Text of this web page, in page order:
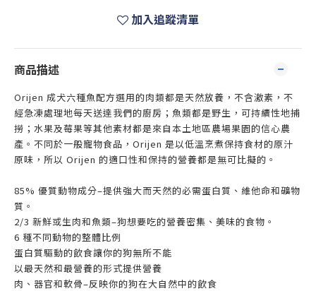
加入追蹤清單
商品描述
Orijen 成犬六種魚配方選用的肉類都是天然放養，不含激素，不
經急凍處理地每天送達我們的廚房；魚類都是野生，可持續性地捕
撈；水果及莓果等其他素材都是來自本土地區農場果園的信心農
產。不同於一般寵物食品，Orijen 是以低溫烹煮保持食材的原汁
原味，所以 Orijen 的適口性和保持的營養都是無可比擬的。
85% 優質動物成分–提供強大而天然的必需蛋白質、維他命和礦物
質。
2/3 新鮮或生肉和魚類–狗想要吃的營養密集、美味的食物。
6 種不同動物的整體比例
蛋白質驅動的飲食讓你的狗無所不能
以最天然和最營養的形式提供營養
肉、器官和軟骨–反映你的狗在大自然中的飲食